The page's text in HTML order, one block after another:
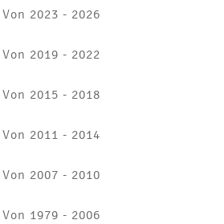
Von 2023 - 2026
Von 2019 - 2022
Von 2015 - 2018
Von 2011 - 2014
Von 2007 - 2010
Von 1979 - 2006